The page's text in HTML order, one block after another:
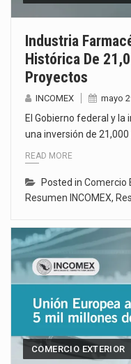
Industria
Histórica De
Proyectos
INCOMEX mayo
El Gobierno federal y
una inversión de
READ MORE
Posted in Comercio
Resumen INCOMEX,
COMERCIO EXTERIOR